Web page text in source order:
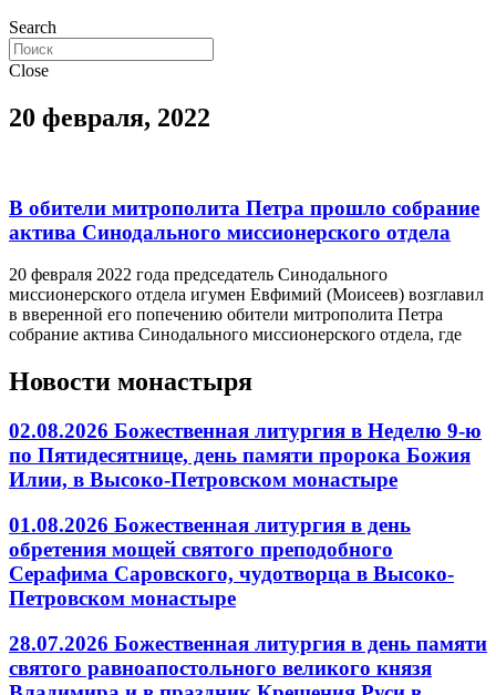
Search
Close
20 февраля, 2022
В обители митрополита Петра прошло собрание
актива Синодального миссионерского отдела
20 февраля 2022 года председатель Синодального
миссионерского отдела игумен Евфимий (Моисеев) возглавил
в вверенной его попечению обители митрополита Петра
собрание актива Синодального миссионерского отдела, где
Новости монастыря
02.08.2026 Божественная литургия в Неделю 9-ю
по Пятидесятнице, день памяти пророка Божия
Илии, в Высоко-Петровском монастыре
01.08.2026 Божественная литургия в день
обретения мощей святого преподобного
Серафима Саровского, чудотворца в Высоко-
Петровском монастыре
28.07.2026 Божественная литургия в день памяти
святого равноапостольного великого князя